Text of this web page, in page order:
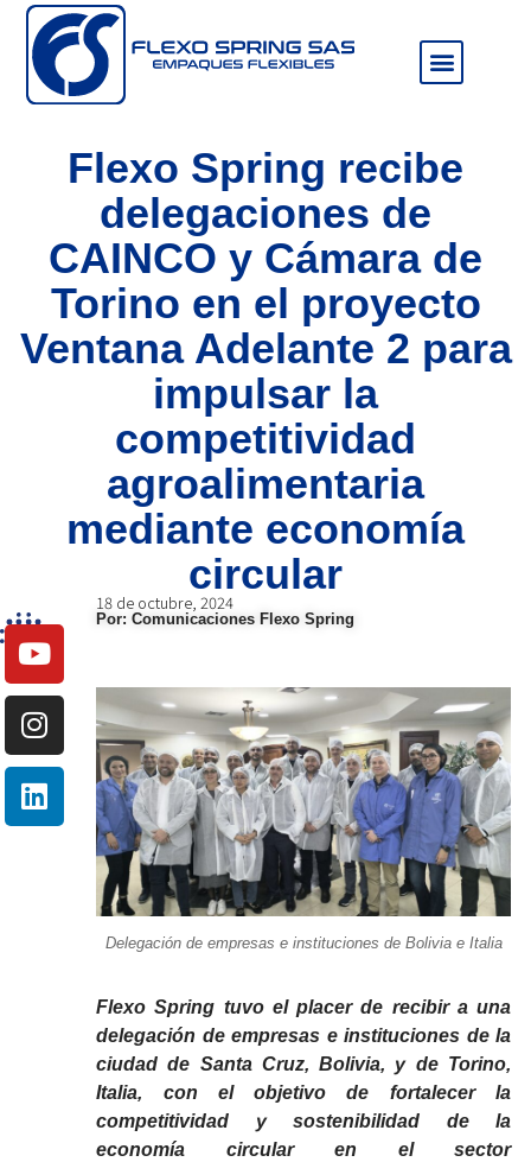
Flexo Spring recibe
delegaciones de
CAINCO y Cámara de
Torino en el proyecto
Ventana Adelante 2 para
impulsar la
competitividad
agroalimentaria
mediante economía
circular
Por: Comunicaciones Flexo Spring
18 de octubre, 2024
Delegación de empresas e instituciones de Bolivia e Italia
Flexo Spring tuvo el placer de recibir a una
delegación de empresas e instituciones de la
ciudad de Santa Cruz, Bolivia, y de Torino,
Italia, con el objetivo de fortalecer la
competitividad y sostenibilidad de la
economía circular en el sector